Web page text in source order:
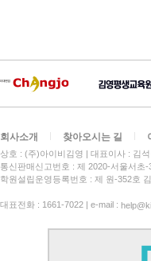
회사소개 찾아오시는 길
상호 : (주)아이비김영 대표이사 : 김석
통신판매신고번호 : 제 2020-서울서초-
학원설립운영등록번호 : 제 원-352호
대표전화 : 1661-7022 | e-mail :